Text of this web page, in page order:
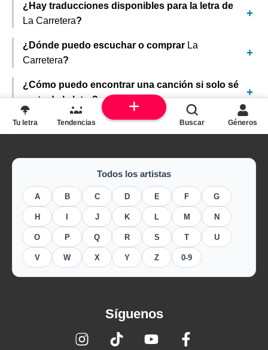
¿Hay traducciones disponibles para la letra de
La Carretera?
¿Dónde puedo escuchar o comprar La
Carretera?
¿Cómo puedo encontrar una canción si solo sé
parte de la letra?
Todos los artistas
A B C D E F G
H J K L M N
O P Q R S T U
V W X Y Z 0-9
Síguenos
Tu letra Tendencias Buscar Géneros